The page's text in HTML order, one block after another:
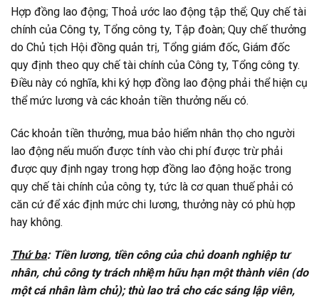
Hợp đồng lao động; Thoả ước lao động tập thể; Quy chế tài
chính của Công ty, Tổng công ty, Tập đoàn; Quy chế thưởng
do Chủ tịch Hội đồng quản trị, Tổng giám đốc, Giám đốc
quy định theo quy chế tài chính của Công ty, Tổng công ty.
Điều này có nghĩa, khi ký hợp đồng lao động phải thể hiện cụ
thể mức lương và các khoản tiền thưởng nếu có.
Các khoản tiền thưởng, mua bảo hiểm nhân thọ cho người
lao động nếu muốn được tính vào chi phí được trừ phải
được quy định ngay trong hợp đồng lao động hoặc trong
quy chế tài chính của công ty, tức là cơ quan thuế phải có
căn cứ để xác định mức chi lương, thưởng này có phù hợp
hay không.
Thứ ba: Tiền lương, tiền công của chủ doanh nghiệp tư
nhân, chủ công ty trách nhiệm hữu hạn một thành viên (do
một cá nhân làm chủ); thù lao trả cho các sáng lập viên,